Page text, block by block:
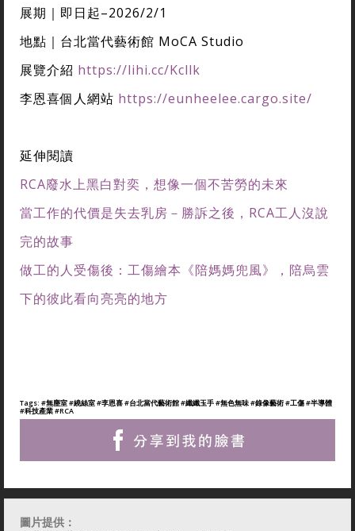
展期｜即日起–2026/2/1
地點｜台北當代藝術館 MoCA Studio
展覽介紹 https://lihi.cc/Kcllk
李恩喜個人網站 https://eunheelee.cargo.site/
延伸閱讀
RCA廢水上黑白對奕，想像一個不苦勞的未來
當工作的代價是失去乳房－勝訴之後，RCA工人沒說
完的故事
做工的人受傷後：工傷繪本《陪媽媽兜風》，陪烏雲
下的彼此看向亮亮的地方
Tags: #無塵室#繞絲室#李恩喜#台北當代藝術館#纖纖玉手#無色無味#錄像藝術#工傷#半導體
#科技產業#RCA
圖片提供：